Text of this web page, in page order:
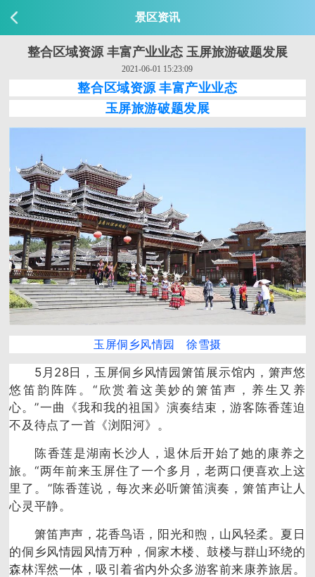
景区资讯
整合区域资源 丰富产业业态 玉屏旅游破题发展
2021-06-01 15:23:09
整合区域资源 丰富产业业态
玉屏旅游破题发展
玉屏侗乡风情园 徐雪摄
5月28日，玉屏侗乡风情园箫笛展示馆内，箫声悠
悠笛韵阵阵。“欣赏着这美妙的箫笛声，养生又养
心。”一曲《我和我的祖国》演奏结束，游客陈香莲迫
不及待点了一首《浏阳河》。
陈香莲是湖南长沙人，退休后开始了她的康养之
旅。“两年前来玉屏住了一个多月，老两口便喜欢上这
里了。”陈香莲说，每次来必听箫笛演奏，箫笛声让人
心灵平静。
箫笛声声，花香鸟语，阳光和煦，山风轻柔。夏日
的侗乡风情园风情万种，侗家木楼、鼓楼与群山环绕的
森林浑然一体，吸引着省内外众多游客前来康养旅居。